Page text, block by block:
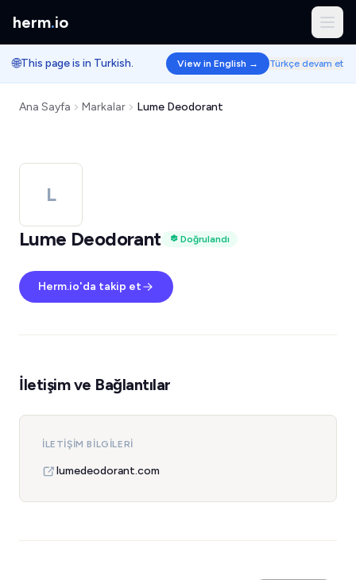
herm.io
🌐This page is in Turkish. View in English → Türkçe devam et
Ana Sayfa Markalar Lume Deodorant
L
Lume Deodorant
Doğrulandı
Herm.io'da takip et
İletişim ve Bağlantılar
İLETIŞIM BILGILERI
lumedeodorant.com